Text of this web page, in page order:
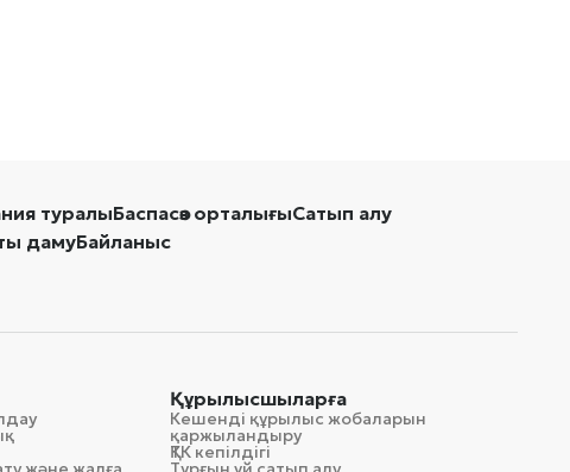
туралыБаспасөз орталығыСатып алу
дамуБайланыс
Құрылысшыларға
Кешенді құрылыс жобаларын
қаржыландыру
ҚТК кепілдігі